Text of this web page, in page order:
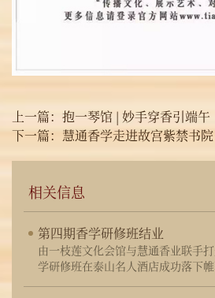
上一篇： 抱一琴馆 | 妙手穿香引端午
下一篇： 慧通香学走进故宫紫禁书院
相关信息
第四期香学研修班结业
由一枝莲文化会馆与慧通香业联手
学研修班在泰山名人酒店成功落下帷